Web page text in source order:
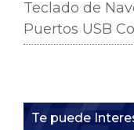
Teclado de
Puertos USB
Te puede